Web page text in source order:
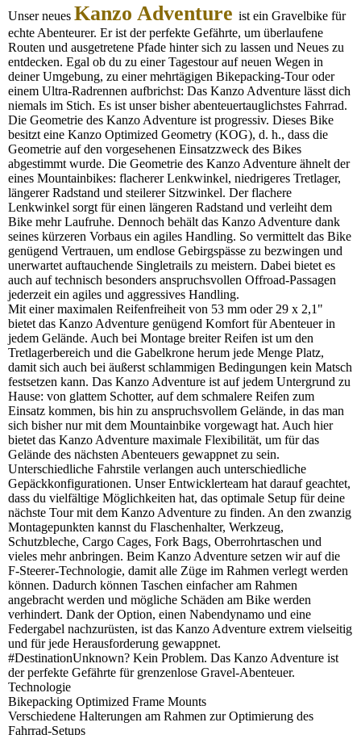
Unser neues Kanzo Adventure ist ein Gravelbike für
echte Abenteurer. Er ist der perfekte Gefährte, um überlaufene
Routen und ausgetretene Pfade hinter sich zu lassen und Neues zu
entdecken. Egal ob du zu einer Tagestour auf neuen Wegen in
deiner Umgebung, zu einer mehrtägigen Bikepacking-Tour oder
einem Ultra-Radrennen aufbrichst: Das Kanzo Adventure lässt dich
niemals im Stich. Es ist unser bisher abenteuertauglichstes Fahrrad.
Die Geometrie des Kanzo Adventure ist progressiv. Dieses Bike
besitzt eine Kanzo Optimized Geometry (KOG), d. h., dass die
Geometrie auf den vorgesehenen Einsatzzweck des Bikes
abgestimmt wurde. Die Geometrie des Kanzo Adventure ähnelt der
eines Mountainbikes: flacherer Lenkwinkel, niedrigeres Tretlager,
längerer Radstand und steilerer Sitzwinkel. Der flachere
Lenkwinkel sorgt für einen längeren Radstand und verleiht dem
Bike mehr Laufruhe. Dennoch behält das Kanzo Adventure dank
seines kürzeren Vorbaus ein agiles Handling. So vermittelt das Bike
genügend Vertrauen, um endlose Gebirgspässe zu bezwingen und
unerwartet auftauchende Singletrails zu meistern. Dabei bietet es
auch auf technisch besonders anspruchsvollen Offroad-Passagen
jederzeit ein agiles und aggressives Handling.
Mit einer maximalen Reifenfreiheit von 53 mm oder 29 x 2,1"
bietet das Kanzo Adventure genügend Komfort für Abenteuer in
jedem Gelände. Auch bei Montage breiter Reifen ist um den
Tretlagerbereich und die Gabelkrone herum jede Menge Platz,
damit sich auch bei äußerst schlammigen Bedingungen kein Matsch
festsetzen kann. Das Kanzo Adventure ist auf jedem Untergrund zu
Hause: von glattem Schotter, auf dem schmalere Reifen zum
Einsatz kommen, bis hin zu anspruchsvollem Gelände, in das man
sich bisher nur mit dem Mountainbike vorgewagt hat. Auch hier
bietet das Kanzo Adventure maximale Flexibilität, um für das
Gelände des nächsten Abenteuers gewappnet zu sein.
Unterschiedliche Fahrstile verlangen auch unterschiedliche
Gepäckkonfigurationen. Unser Entwicklerteam hat darauf geachtet,
dass du vielfältige Möglichkeiten hat, das optimale Setup für deine
nächste Tour mit dem Kanzo Adventure zu finden. An den zwanzig
Montagepunkten kannst du Flaschenhalter, Werkzeug,
Schutzbleche, Cargo Cages, Fork Bags, Oberrohrtaschen und
vieles mehr anbringen. Beim Kanzo Adventure setzen wir auf die
F-Steerer-Technologie, damit alle Züge im Rahmen verlegt werden
können. Dadurch können Taschen einfacher am Rahmen
angebracht werden und mögliche Schäden am Bike werden
verhindert. Dank der Option, einen Nabendynamo und eine
Federgabel nachzurüsten, ist das Kanzo Adventure extrem vielseitig
und für jede Herausforderung gewappnet.
#DestinationUnknown? Kein Problem. Das Kanzo Adventure ist
der perfekte Gefährte für grenzenlose Gravel-Abenteuer.
Technologie
Bikepacking Optimized Frame Mounts
Verschiedene Halterungen am Rahmen zur Optimierung des
Fahrrad-Setups